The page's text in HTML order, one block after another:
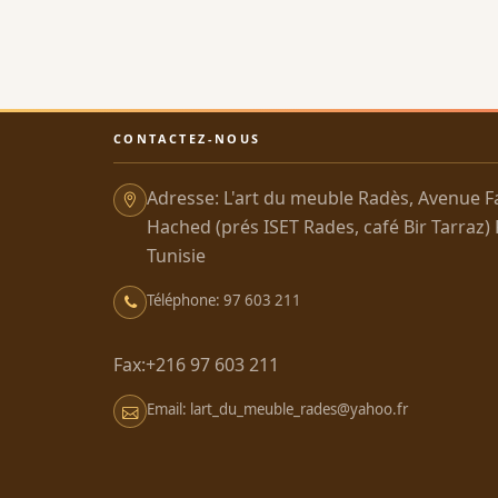
CONTACTEZ-NOUS
Adresse: L'art du meuble Radès, Avenue
Hached (prés ISET Rades, café Bir Tarraz)
Tunisie
Téléphone: 97 603 211
Fax:+216 97 603 211
Email: lart_du_meuble_rades@yahoo.fr